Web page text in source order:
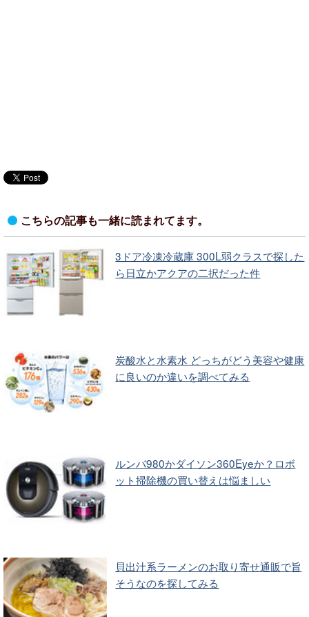
こちらの記事も一緒に読まれてます。
3ドア冷凍冷蔵庫 300L弱クラスで探した
ら日立かアクアの二択だった件
炭酸水と水素水 どっちがどう美容や健康
に良いのか違いを調べてみる
ルンバ980かダイソン360Eyeか？ロボ
ット掃除機の買い替えは悩ましい
貝出汁系ラーメンのお取り寄せ通販で旨
そうなのを探してみる